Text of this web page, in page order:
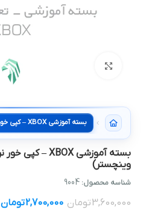
وینچستر)
شناسه محصول: 9004
3,600,000تومان 2,700,000تومان